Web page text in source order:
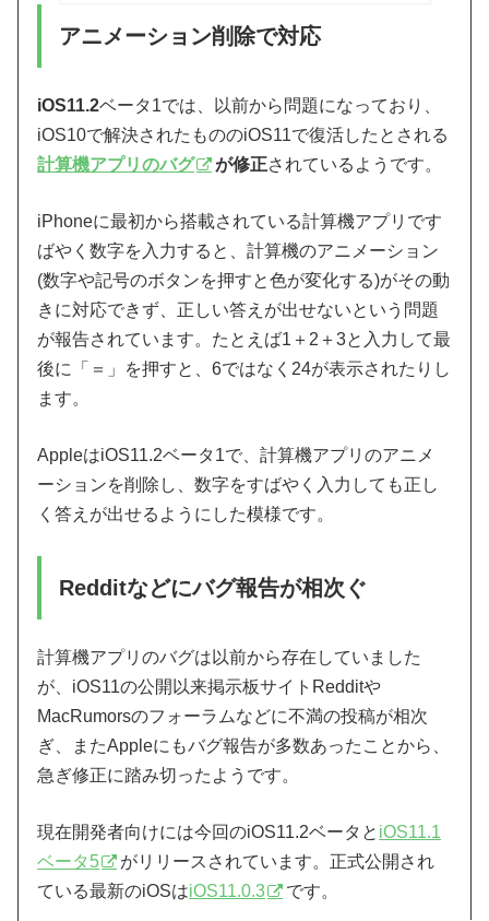
アニメーション削除で対応
iOS11.2ベータ1では、以前から問題になっており、
iOS10で解決されたもののiOS11で復活したとされる
計算機アプリのバグ
が修正されているようです。
iPhoneに最初から搭載されている計算機アプリです
ばやく数字を入力すると、計算機のアニメーション
(数字や記号のボタンを押すと色が変化する)がその動
きに対応できず、正しい答えが出せないという問題
が報告されています。たとえば1＋2＋3と入力して最
後に「＝」を押すと、6ではなく24が表示されたりし
ます。
AppleはiOS11.2ベータ1で、計算機アプリのアニメ
ーションを削除し、数字をすばやく入力しても正し
く答えが出せるようにした模様です。
Redditなどにバグ報告が相次ぐ
計算機アプリのバグは以前から存在していました
が、iOS11の公開以来掲示板サイトRedditや
MacRumorsのフォーラムなどに不満の投稿が相次
ぎ、またAppleにもバグ報告が多数あったことから、
急ぎ修正に踏み切ったようです。
現在開発者向けには今回のiOS11.2ベータと iOS11.1
ベータ5
がリリースされています。正式公開され
ている最新のiOSはiOS11.0.3 です。